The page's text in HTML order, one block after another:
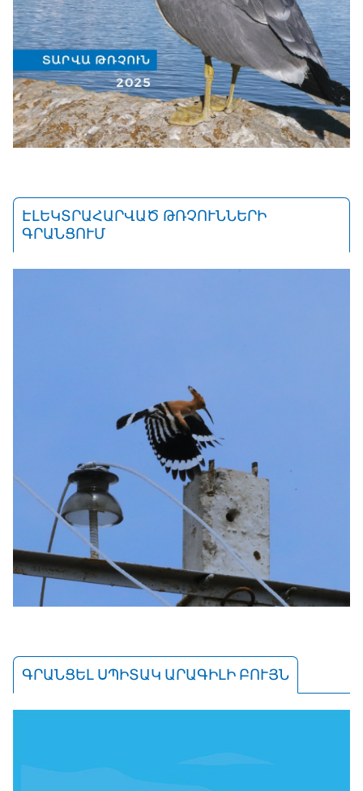
ԷԼԵԿՏՐԱՀԱՐՎԱԾ ԹՌՉՈՒՆՆԵՐԻ
ԳՐԱՆՑՈՒՄ
ԳՐԱՆՑԵԼ ՍՊԻՏԱԿ ԱՐԱԳԻԼԻ ԲՈՒՅՆ